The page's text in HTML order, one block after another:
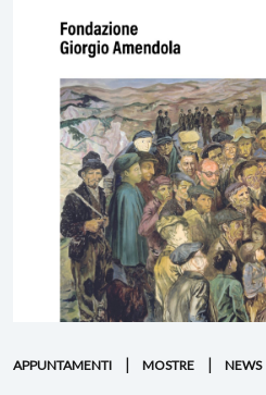
APPUNTAMENTI MOSTRE NEWS